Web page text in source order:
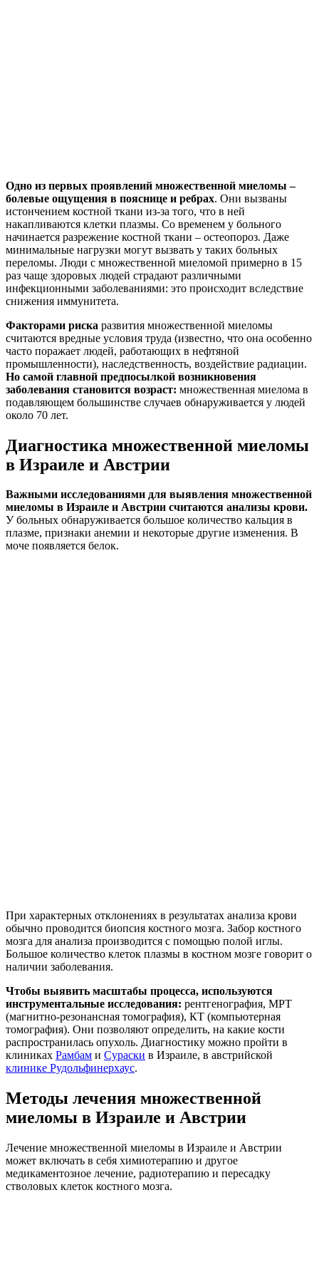
Одно из первых проявлений множественной миеломы –
болевые ощущения в пояснице и ребрах. Они вызваны
истончением костной ткани из-за того, что в ней
накапливаются клетки плазмы. Со временем у больного
начинается разрежение костной ткани – остеопороз. Даже
минимальные нагрузки могут вызвать у таких больных
переломы. Люди с множественной миеломой примерно в 15
раз чаще здоровых людей страдают различными
инфекционными заболеваниями: это происходит вследствие
снижения иммунитета.
Факторами риска развития множественной миеломы
считаются вредные условия труда (известно, что она особенно
часто поражает людей, работающих в нефтяной
промышленности), наследственность, воздействие радиации.
Но самой главной предпосылкой возникновения
заболевания становится возраст: множественная миелома в
подавляющем большинстве случаев обнаруживается у людей
около 70 лет.
Диагностика множественной миеломы
в Израиле и Австрии
Важными исследованиями для выявления множественной
миеломы в Израиле и Австрии считаются анализы крови.
У больных обнаруживается большое количество кальция в
плазме, признаки анемии и некоторые другие изменения. В
моче появляется белок.
При характерных отклонениях в результатах анализа крови
обычно проводится биопсия костного мозга. Забор костного
мозга для анализа производится с помощью полой иглы.
Большое количество клеток плазмы в костном мозге говорит о
наличии заболевания.
Чтобы выявить масштабы процесса, используются
инструментальные исследования: рентгенография, МРТ
(магнитно-резонансная томография), КТ (компьютерная
томография). Они позволяют определить, на какие кости
распространилась опухоль. Диагностику можно пройти в
клиниках Рамбам и Сураски в Израиле, в австрийской
клинике Рудольфинерхаус.
Методы лечения множественной
миеломы в Израиле и Австрии
Лечение множественной миеломы в Израиле и Австрии
может включать в себя химиотерапию и другое
медикаментозное лечение, радиотерапию и пересадку
стволовых клеток костного мозга.